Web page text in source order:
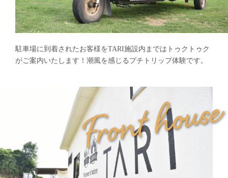
駐車場に到着されたお客様をTARI施設内まではトゥクトゥク
がご案内いたします！潮風を感じるプチトリップ体験です。